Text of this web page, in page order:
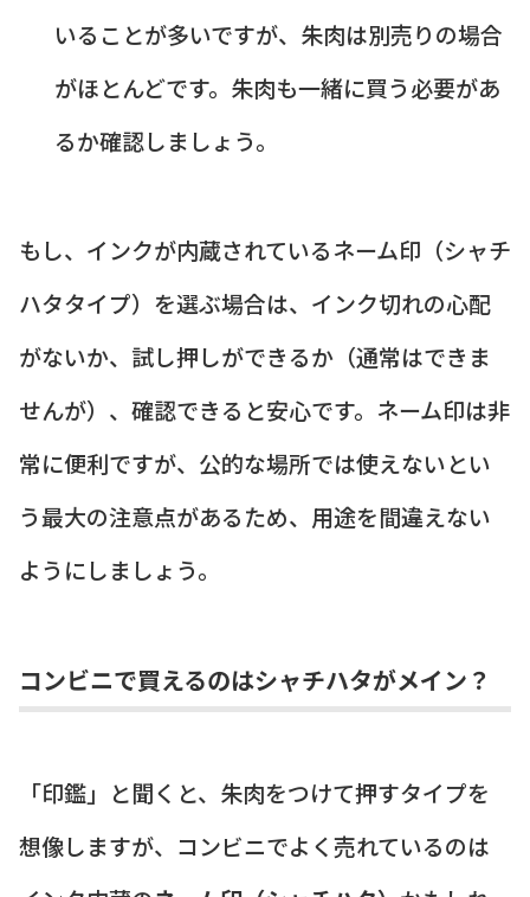
いることが多いですが、朱肉は別売りの場合
がほとんどです。朱肉も一緒に買う必要があ
るか確認しましょう。
もし、インクが内蔵されているネーム印（シャチ
ハタタイプ）を選ぶ場合は、インク切れの心配
がないか、試し押しができるか（通常はできま
せんが）、確認できると安心です。ネーム印は非
常に便利ですが、公的な場所では使えないとい
う最大の注意点があるため、用途を間違えない
ようにしましょう。
コンビニで買えるのはシャチハタがメイン？
「印鑑」と聞くと、朱肉をつけて押すタイプを
想像しますが、コンビニでよく売れているのは